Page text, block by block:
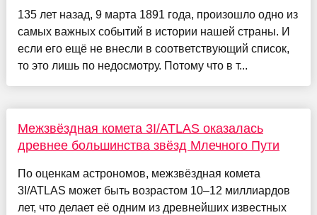
135 лет назад, 9 марта 1891 года, произошло одно из
самых важных событий в истории нашей страны. И
если его ещё не внесли в соответствующий список,
то это лишь по недосмотру. Потому что в т...
Межзвёздная комета 3I/ATLAS оказалась
древнее большинства звёзд Млечного Пути
По оценкам астрономов, межзвёздная комета
3I/ATLAS может быть возрастом 10–12 миллиардов
лет, что делает её одним из древнейших известных